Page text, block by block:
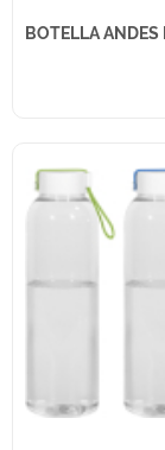
BOTELLA